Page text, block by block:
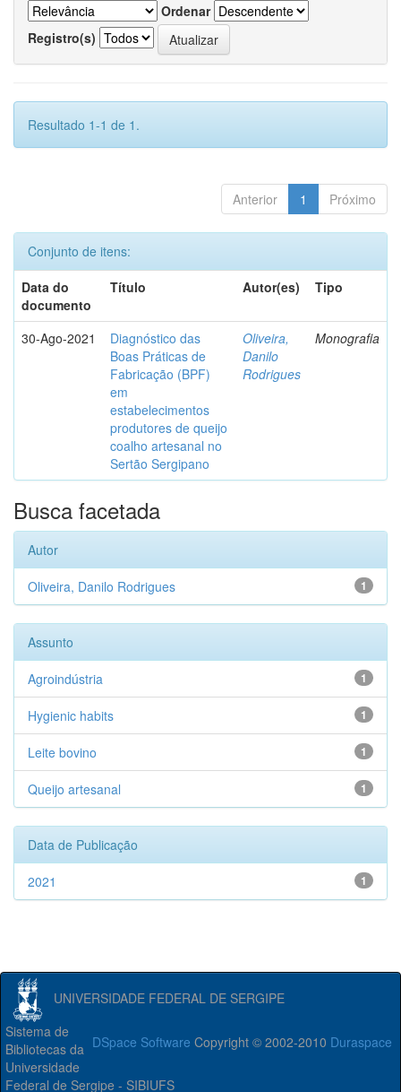
Ordenar
Registro(s)
Resultado 1-1 de 1.
Anterior 1 Próximo
Conjunto de itens:
Data do
documento
Título Autor(es) Tipo
30-Ago-2021
Diagnóstico das
Boas Práticas de
Fabricação (BPF)
em
estabelecimentos
produtores de queijo
coalho artesanal no
Sertão Sergipano
Oliveira,
Danilo
Rodrigues
Monografia
Busca facetada
Autor
1
Oliveira, Danilo Rodrigues
Assunto
1
Agroindústria
1
Hygienic habits
1
Leite bovino
1
Queijo artesanal
Data de Publicação
1
2021
UNIVERSIDADE FEDERAL DE SERGIPE
DSpace Software Copyright © 2002-2010 Duraspace
Sistema de
Bibliotecas da
Universidade
Federal de Sergipe - SIBIUFS